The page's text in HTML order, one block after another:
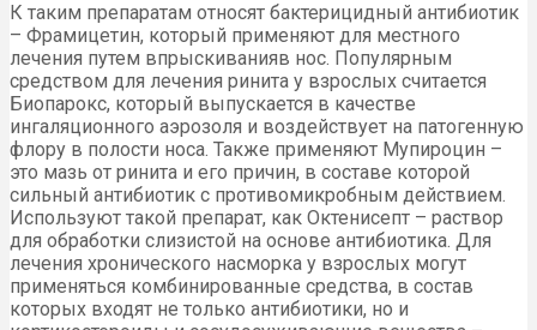
К таким препаратам относят бактерицидный антибиотик
– Фрамицетин, который применяют для местного
лечения путем впрыскиванияв нос. Популярным
средством для лечения ринита у взрослых считается
Биопарокс, который выпускается в качестве
ингаляционного аэрозоля и воздействует на патогенную
флору в полости носа. Также применяют Мупироцин –
это мазь от ринита и его причин, в составе которой
сильный антибиотик с противомикробным действием.
Используют такой препарат, как Октенисепт – раствор
для обработки слизистой на основе антибиотика. Для
лечения хронического насморка у взрослых могут
применяться комбинированные средства, в состав
которых входят не только антибиотики, но и